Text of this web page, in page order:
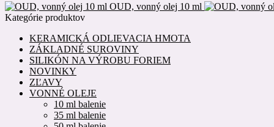
OUD, vonný olej 10 ml
Kategórie produktov
KERAMICKÁ ODLIEVACIA HMOTA
ZÁKLADNÉ SUROVINY
SILIKÓN NA VÝROBU FORIEM
NOVINKY
ZĽAVY
VONNÉ OLEJE
10 ml balenie
35 ml balenie